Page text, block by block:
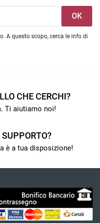
A questo scopo, cerca le info di
CHE CERCHI?
Ti aiutiamo noi!
è a tua disposizione!